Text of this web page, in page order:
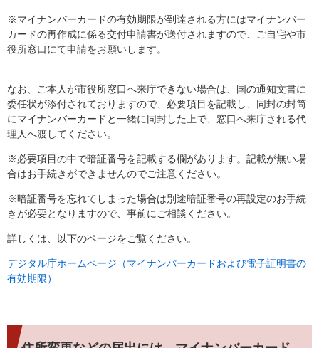
※マイナンバーカードの有効期限が到達される方にはマイナンバー
カードの再作成に係る交付申請書が送付されますので、ご自宅や市
役所窓口にて申請をお願いします。
なお、ご本人が市役所窓口へ来庁できない場合は、国の通知文書に
委任状が添付されておりますので、必要項目を記載し、同封の封筒
にマイナンバーカードと一緒に同封した上で、窓口へ来庁される代
理人へ渡してください。
※必要項目の中で暗証番号を記載する欄があります。記載が無い場
合はお手続きができませんのでご注意ください。
※暗証番号を忘れてしまった場合は別途暗証番号の再設定のお手続
きが必要となりますので、事前にご相談ください。
詳しくは、以下のページをご覧ください。
​デジタル庁ホームページ（マイナンバーカードおよび電子証明書の
有効期限）